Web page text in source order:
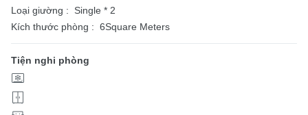
Loại giường :
Single * 2
Kích thước phòng : 6Square Meters
Tiện nghi phòng